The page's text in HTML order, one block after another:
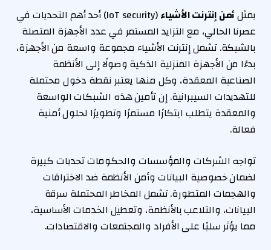
يمثلأمن إنترنت الأشياء
(IoT security) أحد أهم التحديات في
عصرنا الحالي، مع التزايد المستمر في عدد الأجهزة المتصلة
بالشبكة. تشمل إنترنت الأشياء مجموعة واسعة من الأجهزة،
بدءًا من الأجهزة المنزلية الذكية وصولًا إلى الأنظمة
الصناعية المعقدة، وكل منها يعتبر نقطة دخول محتملة
للتهديدات السيبرانية. إن تأمين هذه الشبكات الواسعة
والمعقدة يتطلب ابتكارًا مستمرًا وتطويرًا لحلول أمنية
فعالة.
تواجه الشركات والمؤسسات والحكومات تحديات كبيرة
لضمان خصوصية البيانات وأمن الأنظمة ضد الاختراقات
والهجمات المتطورة. تشمل المخاطر المحتملة سرقة
البيانات، والتلاعب بالأنظمة، وتعطيل الخدمات الأساسية،
مما يؤثر سلبًا على الأفراد والمجتمعات والاقتصادات.